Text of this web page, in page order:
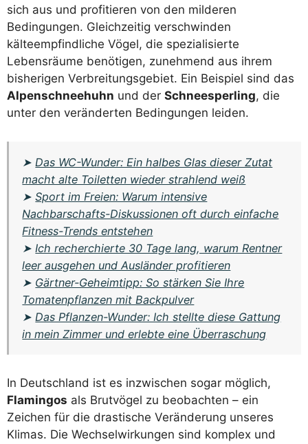
sich aus und profitieren von den milderen
Bedingungen. Gleichzeitig verschwinden
kälteempfindliche Vögel, die spezialisierte
Lebensräume benötigen, zunehmend aus ihrem
bisherigen Verbreitungsgebiet. Ein Beispiel sind das
Alpenschneehuhn und der Schneesperling, die
unter den veränderten Bedingungen leiden.
➤ Das WC-Wunder: Ein halbes Glas dieser Zutat
macht alte Toiletten wieder strahlend weiß
➤Sport im Freien: Warum intensive
Nachbarschafts-Diskussionen oft durch einfache
Fitness-Trends entstehen
➤ Ich recherchierte 30 Tage lang, warum Rentner
leer ausgehen und Ausländer profitieren
➤ Gärtner-Geheimtipp: So stärken Sie Ihre
Tomatenpflanzen mit Backpulver
➤ Das Pflanzen-Wunder: Ich stellte diese Gattung
in mein Zimmer und erlebte eine Überraschung
In Deutschland ist es inzwischen sogar möglich,
Flamingos als Brutvögel zu beobachten – ein
Zeichen für die drastische Veränderung unseres
Klimas. Die Wechselwirkungen sind komplex und